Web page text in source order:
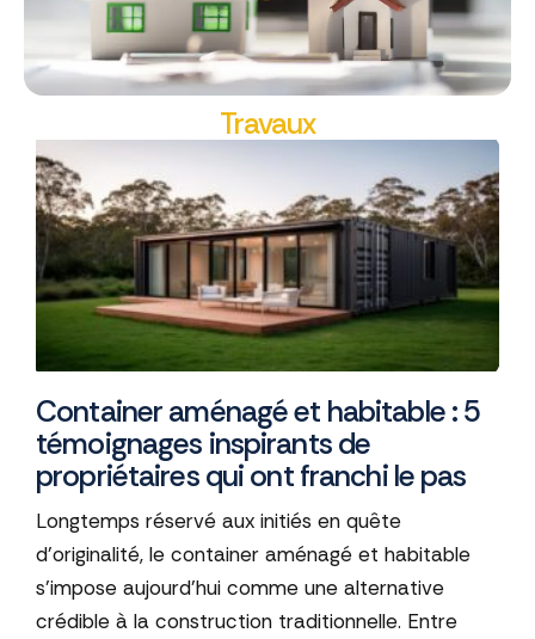
Travaux
Container aménagé et habitable : 5
témoignages inspirants de
propriétaires qui ont franchi le pas
Longtemps réservé aux initiés en quête
d'originalité, le container aménagé et habitable
s'impose aujourd'hui comme une alternative
crédible à la construction traditionnelle. Entre